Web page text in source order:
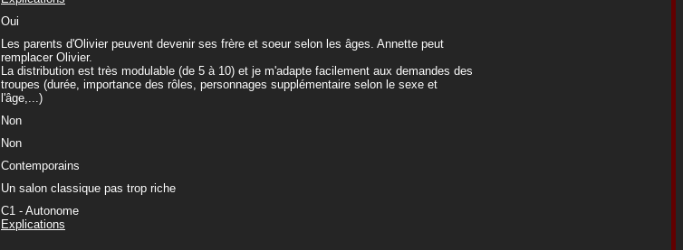
Oui
Les parents d'Olivier peuvent devenir ses frère et soeur selon les âges. Annette peut
remplacer Olivier.
La distribution est très modulable (de 5 à 10) et je m'adapte facilement aux demandes des
troupes (durée, importance des rôles, personnages supplémentaire selon le sexe et
l'âge,...)
Non
Non
Contemporains
Un salon classique pas trop riche
C1 - Autonome
Explications